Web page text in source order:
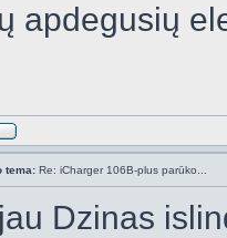
apdegusių
tema: Re: iCharger 106B-plus parūko...
Dzinas